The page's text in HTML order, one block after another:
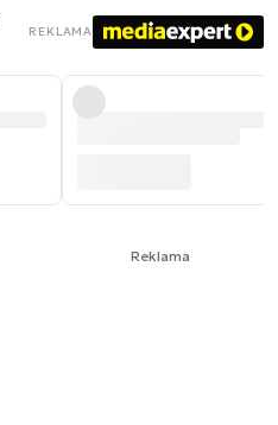
REKLAMA
Reklama